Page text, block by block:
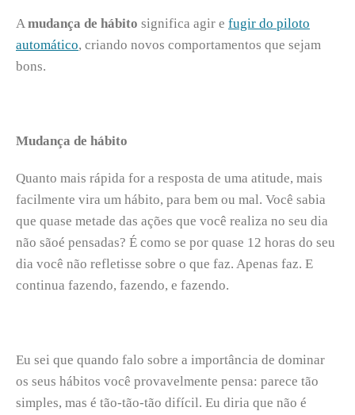
Amudança de hábito significa agir e fugir do piloto
automático, criando novos comportamentos que sejam
bons.
Mudança de hábito
Quanto mais rápida for a resposta de uma atitude, mais
facilmente vira um hábito, para bem ou mal. Você sabia
que quase metade das ações que você realiza no seu dia
não sãoé pensadas? É como se por quase 12 horas do seu
dia você não refletisse sobre o que faz. Apenas faz. E
continua fazendo, fazendo, e fazendo.
Eu sei que quando falo sobre a importância de dominar
os seus hábitos você provavelmente pensa: parece tão
simples, mas é tão-tão-tão difícil. Eu diria que não é